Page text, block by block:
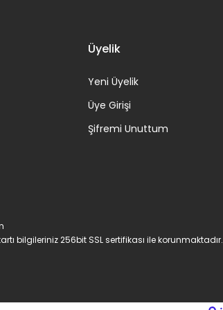
Üyelik
Yeni Üyelik
Üye Girişi
Şifremi Unuttum
bilgileriniz 256bit SSL sertifikası ile korunmaktadır.